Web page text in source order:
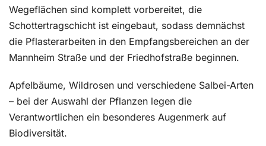
Wegeflächen sind komplett vorbereitet, die
Schottertragschicht ist eingebaut, sodass demnächst
die Pflasterarbeiten in den Empfangsbereichen an der
Mannheim Straße und der Friedhofstraße beginnen.
Apfelbäume, Wildrosen und verschiedene Salbei-Arten
– bei der Auswahl der Pflanzen legen die
Verantwortlichen ein besonderes Augenmerk auf
Biodiversität.